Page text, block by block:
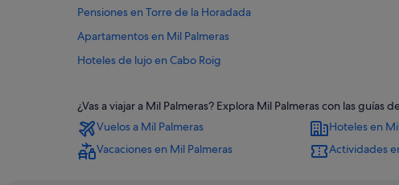
Pensiones en Torre de la Horadada
Apartamentos en Mil Palmeras
Hoteles de lujo en Cabo Roig
Villas en Dehesa de Campoamor
Hoteles de 5 estrellas en Cabo Roig
Residences en Torre de la Horadada
¿Vas a viajar a Mil Palmeras? Explora Mil Palmeras con las
Vuelos a Mil Palmeras
Hoteles en
Vacaciones en Mil Palmeras
Actividades